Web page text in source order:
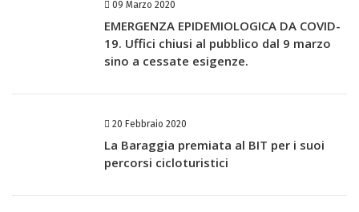
09 Marzo 2020
EMERGENZA EPIDEMIOLOGICA DA COVID-
19. Uffici chiusi al pubblico dal 9 marzo
sino a cessate esigenze.
20 Febbraio 2020
La Baraggia premiata al BIT per i suoi
percorsi cicloturistici